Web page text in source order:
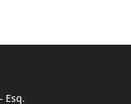
Esq.